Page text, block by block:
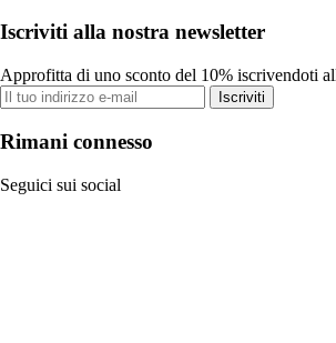
Iscriviti alla nostra newsletter
Approfitta di uno sconto del 10% iscrivendoti
Iscriviti
Rimani connesso
Seguici sui social